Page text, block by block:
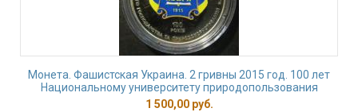
Монета. Фашистская Украина. 2 гривны 2015 год. 100 лет
Национальному университету природопользования
1 500,00 руб.